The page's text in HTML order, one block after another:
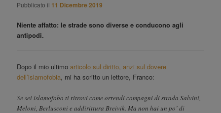
Pubblicato il 11 Dicembre 2019
Niente affatto: le strade sono diverse e conducono agli
antipodi.
Dopo il mio ultimoarticolo sul diritto, anzi sul dovere
dell’islamofobia, mi ha scritto un lettore, Franco:
Se sei islamofobo ti ritrovi come orrendi compagni di strada Salvini,
Meloni, Berlusconi e addirittura Breivik. Ma non hai un po’ di